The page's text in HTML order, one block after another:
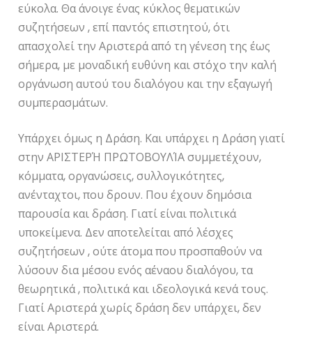
εύκολα. Θα άνοιγε ένας κύκλος θεματικών
συζητήσεων , επί παντός επιστητού, ότι
απασχολεί την Αριστερά από τη γένεση της έως
σήμερα, με μοναδική ευθύνη και στόχο την καλή
οργάνωση αυτού του διαλόγου και την εξαγωγή
συμπερασμάτων.
Υπάρχει όμως η Δράση. Και υπάρχει η Δράση γιατί
στην ΑΡΙΣΤΕΡΉ ΠΡΩΤΟΒΟΥΛΊΑ συμμετέχουν,
κόμματα, οργανώσεις, συλλογικότητες,
ανένταχτοι, που δρουν. Που έχουν δημόσια
παρουσία και δράση. Γιατί είναι πολιτικά
υποκείμενα. Δεν αποτελείται από λέσχες
συζητήσεων , ούτε άτομα που προσπαθούν να
λύσουν δια μέσου ενός αέναου διαλόγου, τα
θεωρητικά , πολιτικά και ιδεολογικά κενά τους.
Γιατί Αριστερά χωρίς δράση δεν υπάρχει, δεν
είναι Αριστερά.